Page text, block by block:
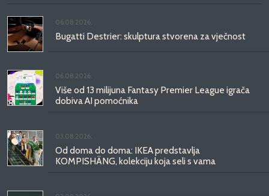
06.08.2026.
Bugatti Destrier: skulptura stvorena za vječnost
06.08.2026.
Više od 13 milijuna Fantasy Premier League igrača
dobiva AI pomoćnika
03.08.2026.
Od doma do doma: IKEA predstavlja
KOMPISHÄNG, kolekciju koja seli s vama